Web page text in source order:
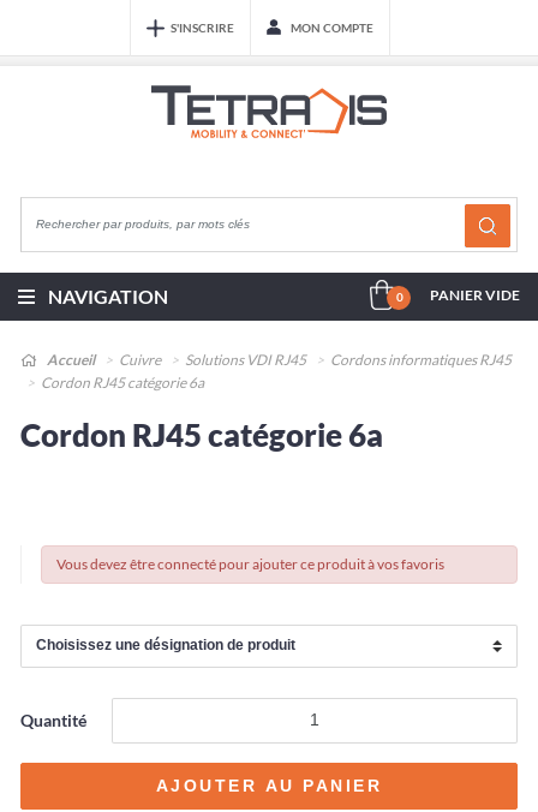
S'INSCRIRE MON COMPTE
NAVIGATION 0 PANIER VIDE
Accueil Cuivre Solutions VDI RJ45
Cordons informatiques RJ45
Cordon RJ45 catégorie 6a
Cordon RJ45 catégorie 6a
Vous devez être connecté pour ajouter ce produit à vos favoris
Quantité